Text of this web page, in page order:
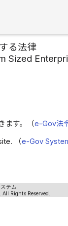
る法律
Sized
ます。（e-Gov法
（e-Gov
テム
Rights Reserved.